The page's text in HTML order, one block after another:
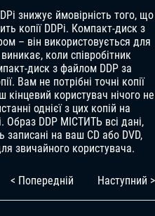
знижує ймовірність того, що
копії DDPi. Компакт-диск з
– він використовується для
коли співробітник
диск з файлом DDP за
Вам не потрібні точні копії
користувач нічого не
однієї з цих копій на
Образ DDP МІСТИТЬ всі дані,
записані на ваш CD або DVD,
звичайного користувача.
< Попередній Наступний >